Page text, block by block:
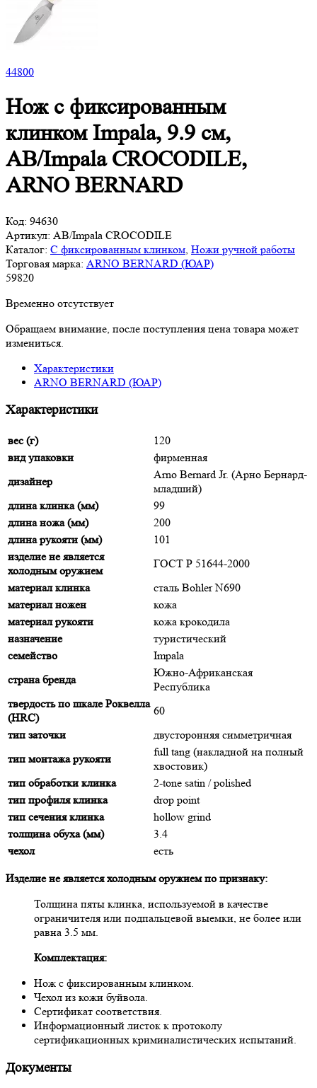
44800
Нож с фиксированным
клинком Impala, 9.9 см,
AB/Impala CROCODILE,
ARNO BERNARD
Код: 94630
Артикул: AB/Impala CROCODILE
Каталог: С фиксированным клинком Ножи ручной работы
Торговая марка: ARNO BERNARD (ЮАР)
59820
Временно отсутствует
Обращаем внимание, после поступления цена товара может
измениться.
Характеристики
ARNO BERNARD (ЮАР)
Характеристики
вес (г)
120
вид упаковки
фирменная
дизайнер
Arno Bernard Jr. (Арно Бернард-
младший)
длина клинка (мм)
99
длина ножа (мм)
200
длина рукояти (мм)
101
изделие не является
холодным оружием
ГОСТ Р 51644-2000
материал клинка
сталь Bohler N690
материал ножен
кожа
материал рукояти
кожа крокодила
назначение
туристический
семейство
Impala
страна бренда
Южно-Африканская
Республика
твердость по шкале Роквелла
(HRC)
60
тип заточки
двусторонняя симметричная
тип монтажа рукояти
full tang (накладной на полный
хвостовик)
тип обработки клинка
2-tone satin / polished
тип профиля клинка
drop point
тип сечения клинка
hollow grind
толщина обуха (мм)
3.4
чехол
есть
Изделие не является холодным оружием по признаку:
Толщина пяты клинка, используемой в качестве
ограничителя или подпальцевой выемки, не более или
равна 3.5 мм.
Комплектация:
Нож с фиксированным клинком.
Чехол из кожи буйвола.
Сертификат соответствия.
Информационный листок к протоколу
сертификационных криминалистических испытаний.
Документы